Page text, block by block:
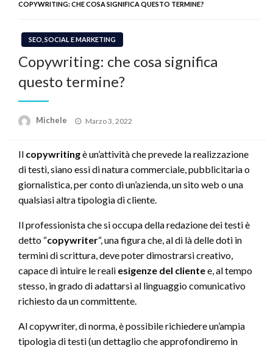
COPYWRITING: CHE COSA SIGNIFICA QUESTO TERMINE?
SEO, SOCIAL E MARKETING
Copywriting: che cosa significa
questo termine?
Michele
Posted
Marzo 3, 2022
Il copywritingè un’attività che prevede la realizzazione
di testi, siano essi di natura commerciale, pubblicitaria o
giornalistica, per conto di un’azienda, un sito web o una
qualsiasi altra tipologia di cliente.
Il professionista che si occupa della redazione dei testi è
detto “copywriter“, una figura che, al di là delle doti in
termini di scrittura, deve poter dimostrarsi creativo,
capace di intuire le reali esigenze del clientee, al tempo
stesso, in grado di adattarsi al linguaggio comunicativo
richiesto da un committente.
Al copywriter, di norma, è possibile richiedere un’ampia
tipologia di testi (un dettaglio che approfondiremo in